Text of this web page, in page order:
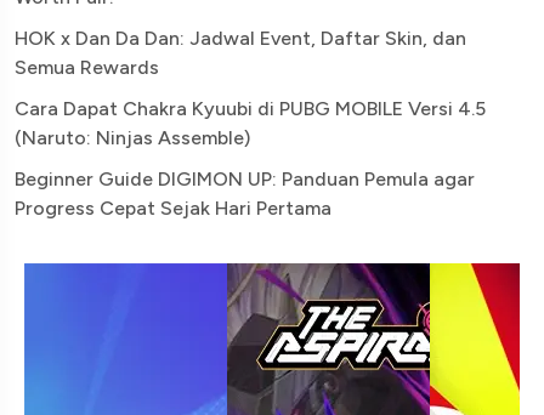
HOK x Dan Da Dan: Jadwal Event, Daftar Skin, dan
Semua Rewards
Cara Dapat Chakra Kyuubi di PUBG MOBILE Versi 4.5
(Naruto: Ninjas Assemble)
Beginner Guide DIGIMON UP: Panduan Pemula agar
Progress Cepat Sejak Hari Pertama